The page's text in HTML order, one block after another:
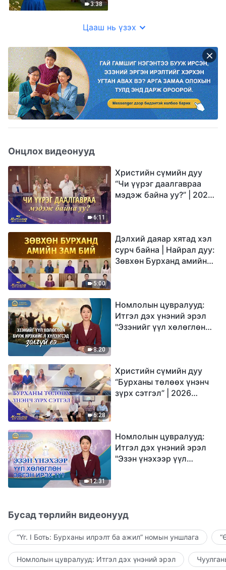
3:38
Цааш нь үзэх
Онцлох видеонууд
6:11
Христийн сүмийн дуу
“Чи үүрэг даалгавраа
мэдэж байна уу?” | 2026
5:00
Дэлхий даяар хятад хэл
сурч байна | Найрал дуу:
Зөвхөн Бурханд амийн
8:20
Номлолын цувралууд:
Итгэл дэх үнэний эрэл
"Эзэнийг үүл хөлөглөн
6:28
Христийн сүмийн дуу
“Бурханы төлөөх үнэнч
зүрх сэтгэл” | 2026
12:31
Номлолын цувралууд:
Итгэл дэх үнэний эрэл
"Эзэн үнэхээр үүл
Бусад төрлийн видеонууд
“Үг. I Боть: Бурханы илрэлт ба ажил” номын уншлага
Номлолын цувралууд: Итгэл дэх үнэний эрэл